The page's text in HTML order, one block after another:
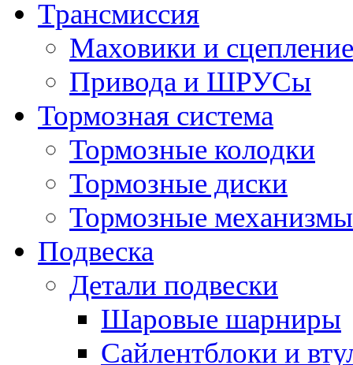
Трансмиссия
Маховики и сцепление
Привода и ШРУСы
Тормозная система
Тормозные колодки
Тормозные диски
Тормозные механизмы
Подвеска
Детали подвески
Шаровые шарниры
Сайлентблоки и